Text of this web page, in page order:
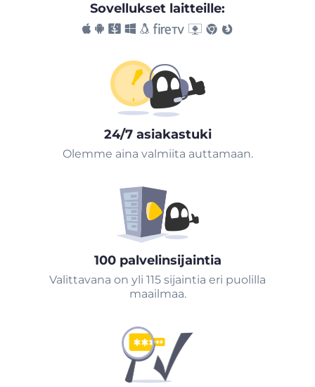
Sovellukset laitteille:
24/7 asiakastuki
Olemme aina valmiita auttamaan.
100 palvelinsijaintia
Valittavana on yli 115 sijaintia eri puolilla
maailmaa.